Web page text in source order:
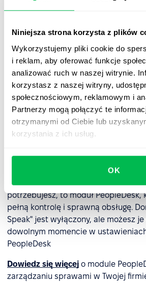
Niniejsza strona korzysta z plików
Wykorzystujemy pliki cookie do
i reklam, aby oferować funkcje
analizować ruch w naszej witrynie.
korzystasz z naszej witryny,
społecznościowym, reklamowym i
Partnerzy mogą połączyć te
otrzymanymi od Ciebie lub
korzystania z ich usług.
OK
Nie potrzebujesz
narzędzi, aby
anonimowe
nieprawidłowości.
Mamy nadzieję, że Twój zespół
korzystać z funkcji "Safe Speak".
potrzeba, "Safe Speak" będzie
To tanie i proste rozwiązanie, które
kodowania ani dodatkowych
potrzebujesz, to moduł PeopleDesk,
pełną kontrolę i sprawną obsługę.
Speak" jest wyłączony, ale możesz
dowolnym momencie w
PeopleDesk
Dowiedz się więcej o module
zarządzaniu sprawami w Twojej